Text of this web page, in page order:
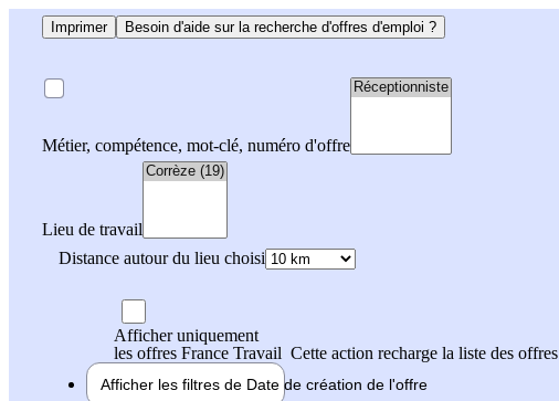
Imprimer Besoin d'aide sur la recherche d'offres d'emploi ?
Métier, compétence, mot-clé, numéro d'offre
Lieu de travail
Distance autour du lieu choisi
Afficher uniquement
les offres France Travail Cette action recharge la liste des offres
Afficher les filtres de Date de création de l'offre